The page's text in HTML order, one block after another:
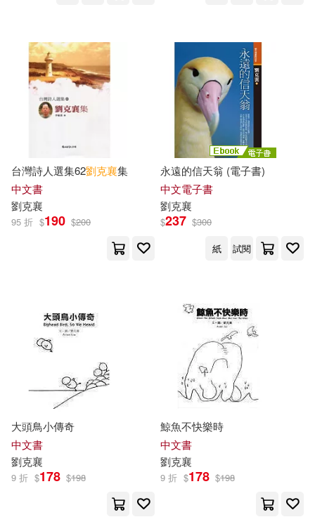
台灣詩人選集62劉克襄集
中文書
劉克襄
95 折 $190 $200
永遠的信天翁 (電子書)
中文電子書
劉克襄
$237 $300
紙
試閱
大頭鳥小傳奇
中文書
劉克襄
9 折 $178 $198
鯨魚不快樂時
中文書
劉克襄
9 折 $178 $198